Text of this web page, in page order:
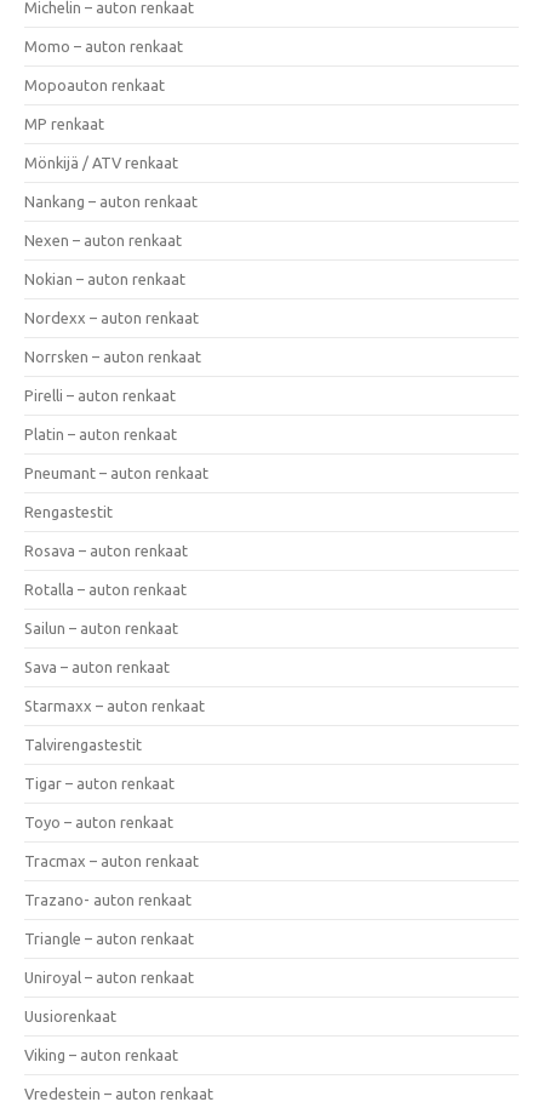
Michelin – auton renkaat
Momo – auton renkaat
Mopoauton renkaat
MP renkaat
Mönkijä / ATV renkaat
Nankang – auton renkaat
Nexen – auton renkaat
Nokian – auton renkaat
Nordexx – auton renkaat
Norrsken – auton renkaat
Pirelli – auton renkaat
Platin – auton renkaat
Pneumant – auton renkaat
Rengastestit
Rosava – auton renkaat
Rotalla – auton renkaat
Sailun – auton renkaat
Sava – auton renkaat
Starmaxx – auton renkaat
Talvirengastestit
Tigar – auton renkaat
Toyo – auton renkaat
Tracmax – auton renkaat
Trazano- auton renkaat
Triangle – auton renkaat
Uniroyal – auton renkaat
Uusiorenkaat
Viking – auton renkaat
Vredestein – auton renkaat